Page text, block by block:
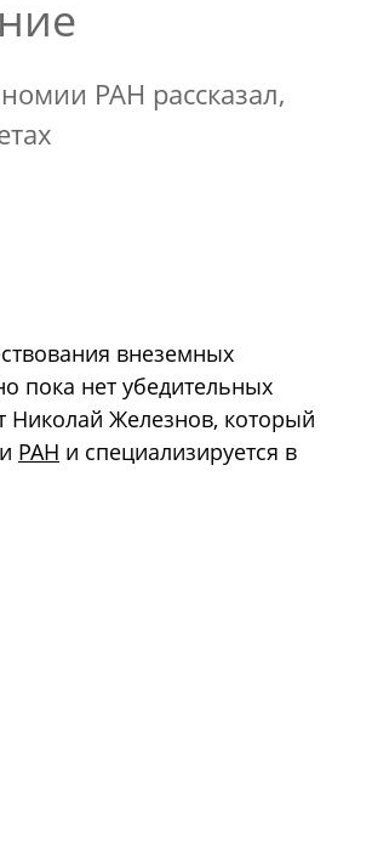
РАН рассказал,
внеземных
пока нет убедительных
Николай Железнов, который
РАН и специализируется в